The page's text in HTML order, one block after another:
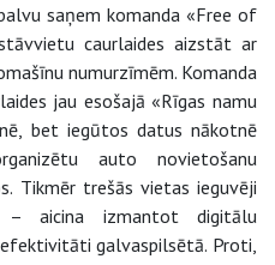
saņem komanda «Free of
caurlaides aizstāt ar
numurzīmēm. Komanda
jau esošajā «Rīgas namu
bet iegūtos datus nākotnē
auto novietošanu
Tikmēr trešās vietas ieguvēji
– aicina izmantot digitālu
galvaspilsētā. Proti,